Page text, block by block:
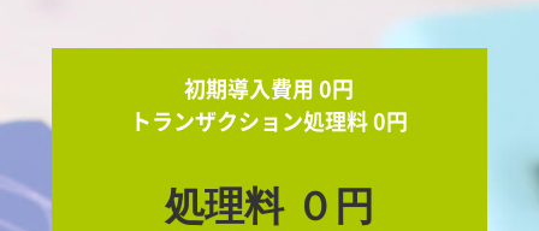
初期導入費用 0円
トランザクション処理料 0円
処理料 ０円